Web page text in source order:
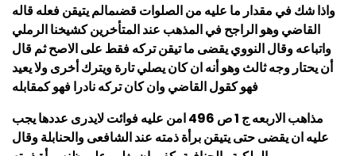
واذا شك في مقدار ما عليه من الصلوات قضىمالم يتيقن فعله قاله
القاضي وهو الراجح في المذهب عند المتأخرين كشيخنا الرملي
واتباعه وقال النووي يقضى ما تيقن تركه فقط على الاصح ثم قال
أن يحتار وجه ثالث وهو أنه ان كان يصلي تارة ويترك أخرى ولا يعيد
فهو كقول القاضي وان كان تركه نادرا فهو كمقابله
مذاهب الاربعه ج 1 ص 496
امن عليه فوائت لايدرى عددها يجب
عليه ان يقضى حتى يتيقن برأة ذمته عند الشافعى والحنابلة وقال